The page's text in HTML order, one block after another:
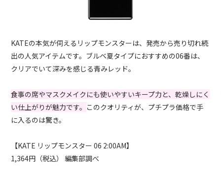
KATEの本気が伺えるリップモンスターは、発売から売り切れ続
出の人気アイテムです。ブルベ夏タイプにおすすめの06番は、
クリアでいて深みを感じる青みレッド。
食事の席やマスクメイクにも使いやすいキープ力と、乾燥しにく
い仕上がりが魅力です。 このクオリティが、プチプラ価格で手
に入るのは驚き。
【KATE リップモンスター 06 2:00AM】
1,364円（税込） 編集部調べ